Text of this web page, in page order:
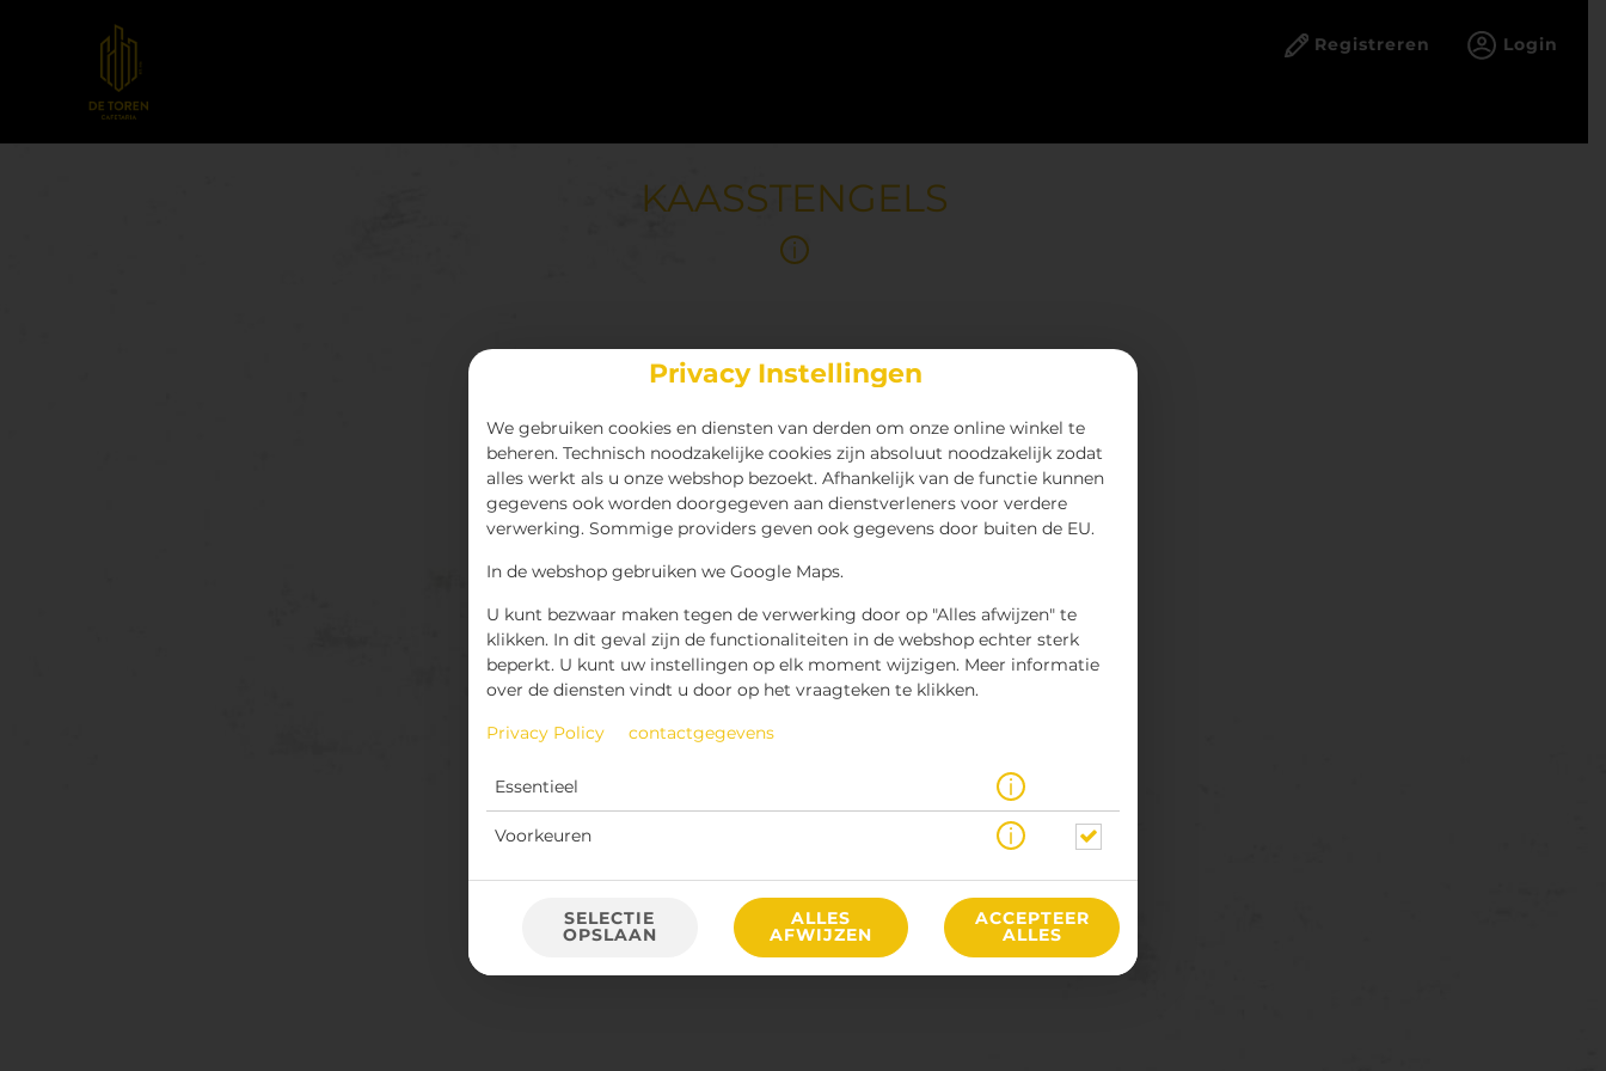
Privacy Instellingen
We gebruiken cookies en diensten van derden om onze online winkel te
beheren. Technisch noodzakelijke cookies zijn absoluut noodzakelijk zodat
alles werkt als u onze webshop bezoekt. Afhankelijk van de functie kunnen
gegevens ook worden doorgegeven aan dienstverleners voor verdere
verwerking. Sommige providers geven ook gegevens door buiten de EU.
In de webshop gebruiken we Google Maps.
U kunt bezwaar maken tegen de verwerking door op "Alles afwijzen" te
klikken. In dit geval zijn de functionaliteiten in de webshop echter sterk
beperkt. U kunt uw instellingen op elk moment wijzigen. Meer informatie
over de diensten vindt u door op het vraagteken te klikken.
Privacy Policy contactgegevens
Essentieel
Voorkeuren
SELECTIE
OPSLAAN
ALLES
AFWIJZEN
ACCEPTEER
ALLES
Registreren Login
KAASSTENGELS
vanaf 6 stuks
* Door lokale acties kunnen prijzen per winkel afwijken.